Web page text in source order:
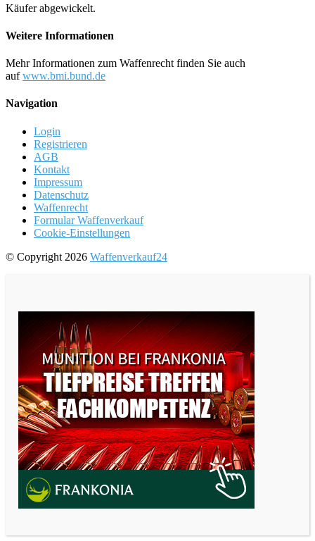
Käufer abgewickelt.
Weitere Informationen
Mehr Informationen zum Waffenrecht finden Sie auch
aufwww.bmi.bund.de
Navigation
Login
Registrieren
AGB
Kontakt
Impressum
Datenschutz
Waffenrecht
Formular Waffenverkauf
Cookie-Einstellungen
© Copyright 2026 Waffenverkauf24